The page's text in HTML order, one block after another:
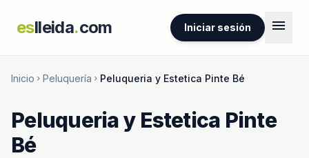
eslleida.com Iniciar sesión menu
Inicio chevron_right Peluquería chevron_right Peluqueria y Estetica Pinte Bé
Peluqueria y Estetica Pinte
Bé